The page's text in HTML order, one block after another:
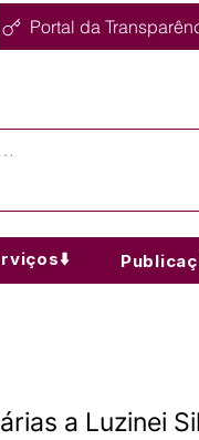
Portal da
a Luzinei